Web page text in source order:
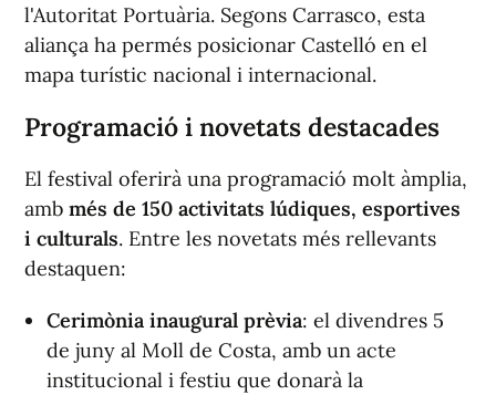
l'Autoritat Portuària. Segons Carrasco, esta
aliança ha permés posicionar Castelló en el
mapa turístic nacional i internacional.
Programació i novetats destacades
El festival oferirà una programació molt àmplia,
amb més de 150 activitats lúdiques, esportives
i culturals. Entre les novetats més rellevants
destaquen:
Cerimònia inaugural prèvia: el divendres 5
de juny al Moll de Costa, amb un acte
institucional i festiu que donarà la